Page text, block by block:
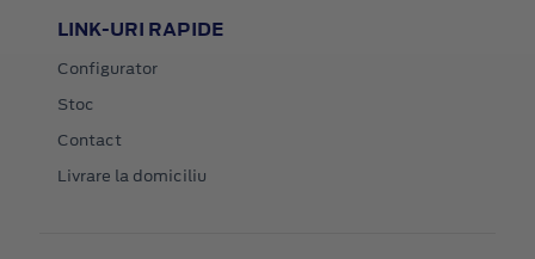
LINK-URI RAPIDE
Configurator
Stoc
Contact
Livrare la domiciliu